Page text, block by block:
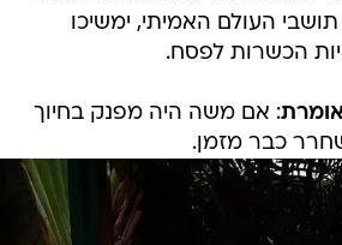
העולם האמיתי, ימשיכו
הכשרות לפסח.
: אם משה היה מפנק בחיוך
כבר מזמן.